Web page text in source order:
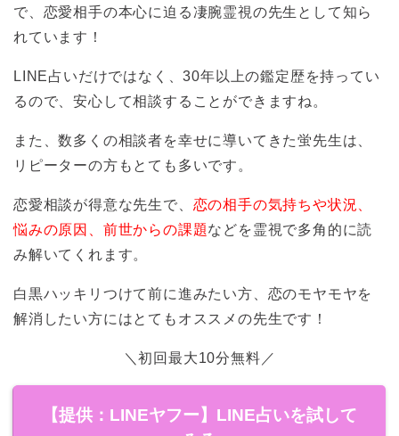
で、恋愛相手の本心に迫る凄腕霊視の先生として知ら
れています！
LINE占いだけではなく、30年以上の鑑定歴を持ってい
るので、安心して相談することができますね。
また、数多くの相談者を幸せに導いてきた蛍先生は、
リピーターの方もとても多いです。
恋愛相談が得意な先生で、 恋の相手の気持ちや状況、
悩みの原因、前世からの課題などを霊視で多角的に読
み解いてくれます。
白黒ハッキリつけて前に進みたい方、恋のモヤモヤを
解消したい方にはとてもオススメの先生です！
＼初回最大10分無料／
【提供：LINEヤフー】LINE占いを試して